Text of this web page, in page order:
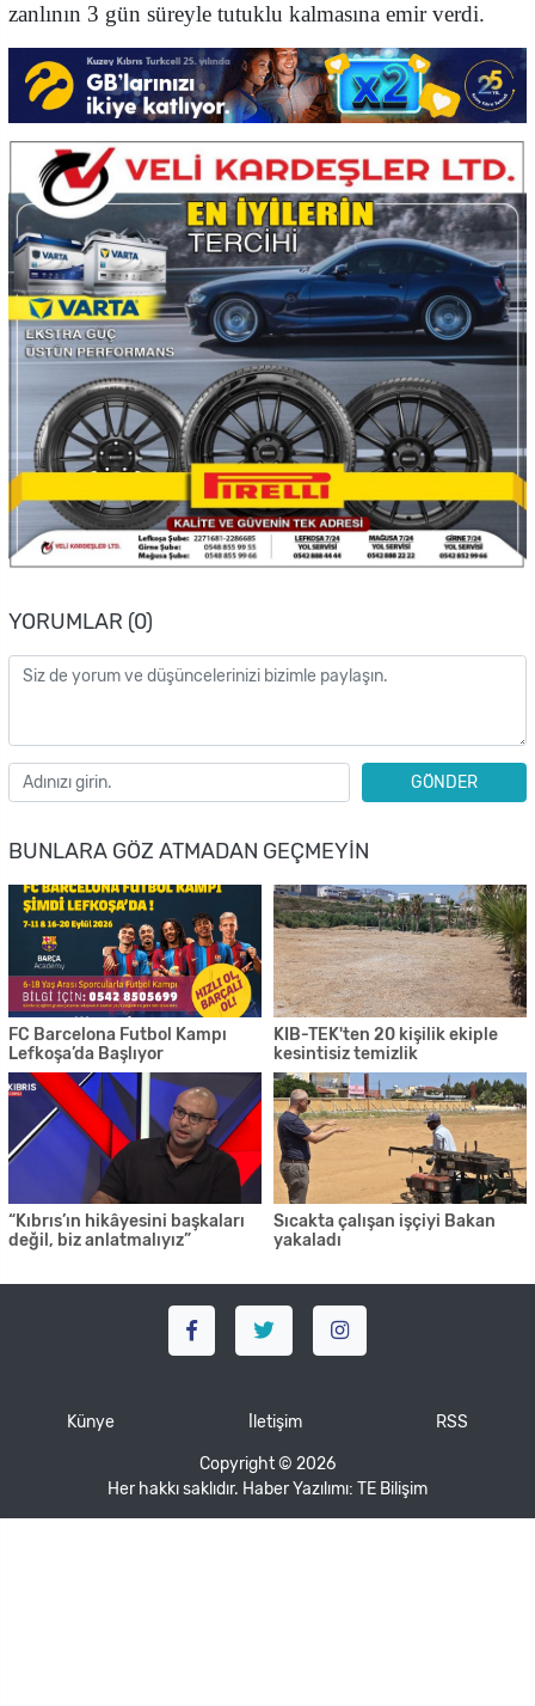
zanlının 3 gün süreyle tutuklu kalmasına emir verdi.
YORUMLAR (0)
GÖNDER
BUNLARA GÖZ ATMADAN GEÇMEYIN
FC Barcelona Futbol Kampı
Lefkoşa’da Başlıyor
KIB-TEK'ten 20 kişilik ekiple
kesintisiz temizlik
“Kıbrıs’ın hikâyesini başkaları
değil, biz anlatmalıyız”
Sıcakta çalışan işçiyi Bakan
yakaladı
Künye İletişim RSS
Copyright © 2026
Her hakkı saklıdır. Haber Yazılımı: TE Bilişim